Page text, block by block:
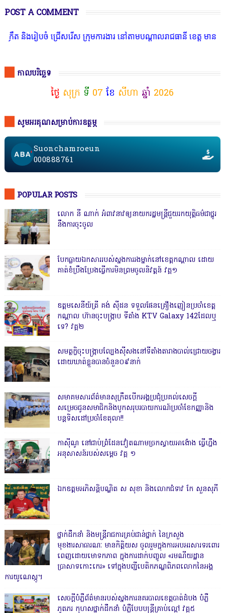
POST A COMMENT
ើស ក្រុមការងារ នៅតាមបណ្តាលរាជធានី ខេត្ត មានចំណាប់អារម្មណ៍ សូ
កាលបរិច្ឆេទ
ថ្ងៃ សុក្រ ទី 07 ខែ សីហា ឆ្នាំ 2026
សូមអរគុណសម្រាប់ការឧត្ថម្ភ
Suonchamroeun
000888761
POPULAR POSTS
លោក នី ណាក់ អំពាវនាវឲ្យនាយករដ្ឋមន្ត្រីជួយរកយុត្តិធម៌ជាថ្នូរ
នឹងការចុះចូល
បែកធ្លាយឯកសាររបស់ស្នងការរងម្នាក់នៅខេត្តកណ្ដាល ដោយ
គាត់ខំប្រឹងប្រែងធ្វើការមិនព្រមចូលនិវត្តន៍ វគ្គ១
ឧត្តមសេនីយ៍ត្រី គង់ ស៊ីដន ទទួលផែនគ្រឿងញៀនប្រចាំខេត្ត
កណ្តាល ហ៊ានចុះបង្ក្រាប ទីតាំង KTV Galaxy 142ដែលឬ
ទេ? វគ្គ២
សមត្ថកិ្ចចុះបង្ក្រាបល្បែងស៊ីសងនៅទីតាំងតារាងបាល់ជ្រោយចង្វារ
ដោយឃាត់ខ្លួនបានចំនួន០៩នាក់
សមាគមសារព័ត៌មានសុក្រឹតបើកអង្គប្រជុំប្រគល់សេចក្តី
សម្រេចជូនសមាជិកនិងបូកសរុបរបាយការណ៍ប្រចាំខែកញ្ញានិង
បន្តទិសដៅប្រចាំខែតុលា!!
កាសុីណូ នៅជាប់ព្រំដែនវៀតណាមច្រកស្វាយអាង៉ោង ធ្វើហ្នឹង
អនុសាសន៍របស់សម្ដេច វគ្គ ១
ឯកឧត្តមអភិសន្តិបណ្ឌិត ស សុខា និងលោកជំទាវ កែ សួនសុភី
ថ្នាក់ដឹកនាំ និងមន្ត្រីរាជការគ្រប់ជាន់ថ្នាក់ នៃក្រសួង
មុខងារសាធារណៈ មានកិត្តិយស ចូលរួមក្នុងការអបអរសារទរពោរ
ពេញដោយមោទកភាព ក្នុងការដាក់បញ្ចូល «រមណីយដ្ឋាន
ប្រាសាទកោះកេរ» ទៅក្នុងបញ្ជីបេតិកភណ្ឌពិភពលោកនៃអង្គ
ការយូណេស្កូ។
សេចក្តីបំភ្លឺព័ត៌មានរបស់ស្នងការនគរបាលខេត្តបាត់ដំបង បំភ្លឺ
ភូតភរ កុហសថ្នាក់ដឹកនាំ បំភ្លឺបែបបន្ត្រីគ្រាប់ល្ពៅ វគ្គ៥